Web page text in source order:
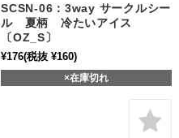
SCSN-06：3way サークルシー
ル 夏柄 冷たいアイス
〔OZ_S〕
¥176(税抜 ¥160)
×在庫切れ